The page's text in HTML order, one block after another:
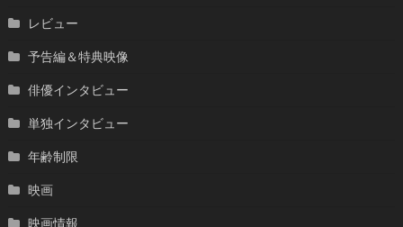
レビュー
予告編＆特典映像
俳優インタビュー
単独インタビュー
年齢制限
映画
映画情報